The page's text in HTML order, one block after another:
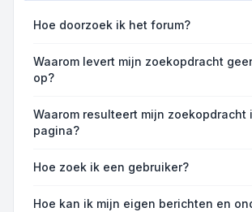
Hoe doorzoek ik het forum?
Waarom levert mijn zoekopdracht
op?
Waarom resulteert mijn zoekopdracht
pagina?
Hoe zoek ik een gebruiker?
Hoe kan ik mijn eigen berichten en